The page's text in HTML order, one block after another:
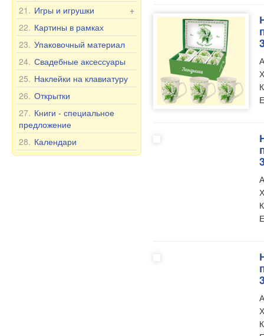
+
21. Игры и игрушки
Игрушки
Неваляшки
Мягкие игрушки
Игры
22. Картины в рамках
23. Упаковочный материал
24. Свадебные аксессуары
25. Наклейки на клавиатуру
26. Открытки
27. Книги - специальное
предложение
28. Календари